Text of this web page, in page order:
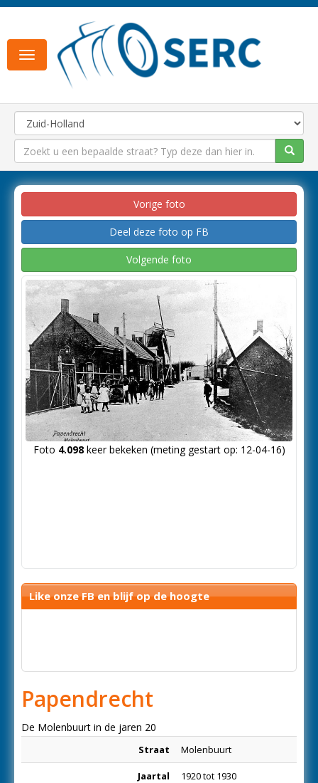
Toggle
navigation
Vorige foto
Deel deze foto op FB
Volgende foto
Foto 4.098keer bekeken (meting gestart op: 12-04-16)
Like onze FB en blijf op de hoogte
Papendrecht
De Molenbuurt in de jaren 20
Straat Molenbuurt
Jaartal 1920 tot 1930